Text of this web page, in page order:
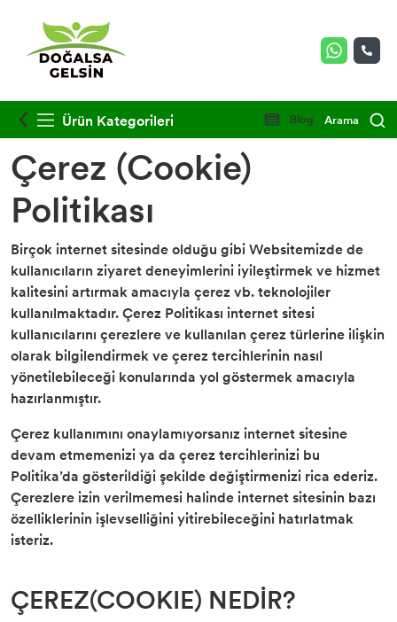
Ürün Kategorileri Blog Arama
Çerez (Cookie)
Politikası
Birçok internet sitesinde olduğu gibi Websitemizde de
kullanıcıların ziyaret deneyimlerini iyileştirmek ve hizmet
kalitesini artırmak amacıyla çerez vb. teknolojiler
kullanılmaktadır. Çerez Politikası internet sitesi
kullanıcılarını çerezlere ve kullanılan çerez türlerine ilişkin
olarak bilgilendirmek ve çerez tercihlerinin nasıl
yönetilebileceği konularında yol göstermek amacıyla
hazırlanmıştır.
Çerez kullanımını onaylamıyorsanız internet sitesine
devam etmemenizi ya da çerez tercihlerinizi bu
Politika’da gösterildiği şekilde değiştirmenizi rica ederiz.
Çerezlere izin verilmemesi halinde internet sitesinin bazı
özelliklerinin işlevselliğini yitirebileceğini hatırlatmak
isteriz.
ÇEREZ(COOKIE) NEDİR?